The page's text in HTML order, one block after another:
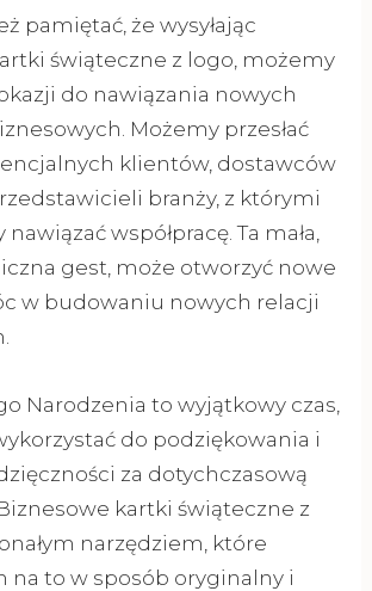
pamiętać, że wysyłając
świąteczne z logo, możemy
do nawiązania nowych
Możemy przesłać
klientów, dostawców
branży, z którymi
współpracę. Ta mała,
gest, może otworzyć nowe
w budowaniu nowych relacji
Narodzenia to wyjątkowy czas,
do podziękowania i
za dotychczasową
kartki świąteczne z
narzędziem, które
na to w sposób oryginalny i